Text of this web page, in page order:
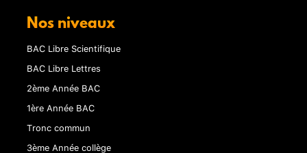
Nos niveaux
BAC Libre Scientifique
BAC Libre Lettres
2ème Année BAC
1ère Année BAC
Tronc commun
3ème Année collège